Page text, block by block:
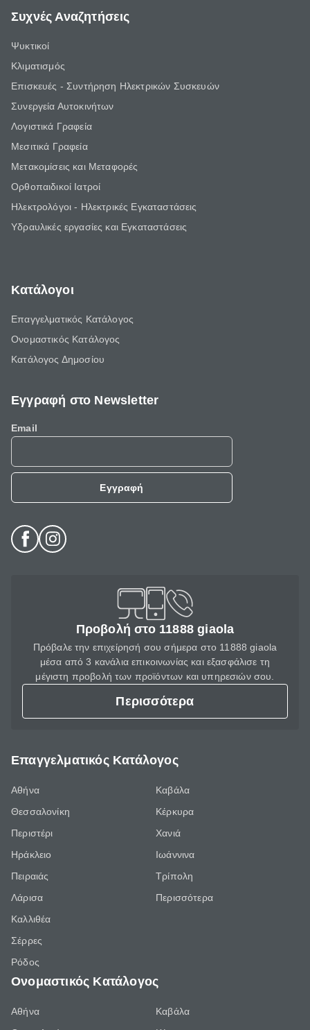
Συχνές Αναζητήσεις
Ψυκτικοί
Κλιματισμός
Επισκευές - Συντήρηση Ηλεκτρικών Συσκευών
Συνεργεία Αυτοκινήτων
Λογιστικά Γραφεία
Μεσιτικά Γραφεία
Μετακομίσεις και Μεταφορές
Ορθοπαιδικοί Ιατροί
Ηλεκτρολόγοι - Ηλεκτρικές Εγκαταστάσεις
Υδραυλικές εργασίες και Εγκαταστάσεις
Κατάλογοι
Επαγγελματικός Κατάλογος
Ονομαστικός Κατάλογος
Κατάλογος Δημοσίου
Εγγραφή στο Newsletter
Email
Εγγραφή
Προβολή στο 11888 giaola
Πρόβαλε την επιχείρησή σου σήμερα στο 11888 giaola
μέσα από 3 κανάλια επικοινωνίας και εξασφάλισε τη
μέγιστη προβολή των προϊόντων και υπηρεσιών σου.
Περισσότερα
Επαγγελματικός Κατάλογος
Αθήνα
Θεσσαλονίκη
Περιστέρι
Ηράκλειο
Πειραιάς
Λάρισα
Καλλιθέα
Σέρρες
Ρόδος
Καβάλα
Κέρκυρα
Χανιά
Ιωάννινα
Τρίπολη
Περισσότερα
Ονομαστικός Κατάλογος
Αθήνα
Καβάλα